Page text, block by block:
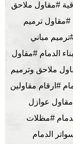
#مقاول ملاحق
#مقاول ترميم
مباني
الدمام #مقاول
ملاحق وترميم
#ارقام مقاولين
عوازل
#مظلات
الدمام